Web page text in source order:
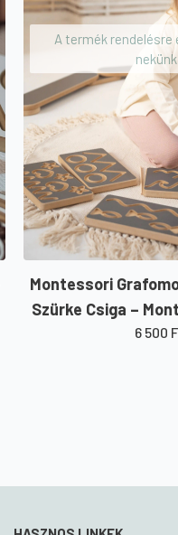
A termék rendelésre
Montessori
Szürke Csiga –
6 500